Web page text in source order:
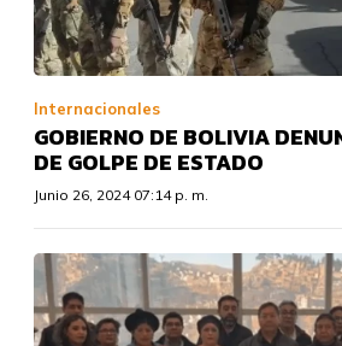
Internacionales
GOBIERNO DE BOLIVIA
DE GOLPE DE ESTADO
Junio 26, 2024 07:14 p. m.